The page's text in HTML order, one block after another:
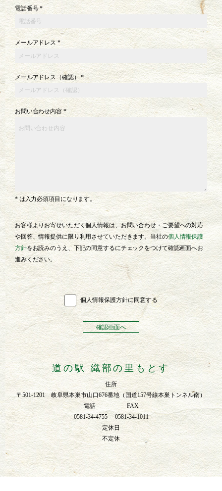
電話番号 *
メールアドレス *
メールアドレス（確認） *
お問い合わせ内容 *
* は⼊⼒必須項⽬になります。
お客様よりお寄せいただく個⼈情報は、お問い合わせ・ご要望への対応
や回答、情報提供に限り利⽤させていただきます。当社の個⼈情報保護
⽅針をお読みのうえ、下記の同意するにチェックをつけて確認画⾯へお
進みください。
個⼈情報保護⽅針に同意する
道の駅 織部の里もとす
住所
〒501-1201 岐阜県本巣市山口676番地（国道157号線本巣トンネル南）
電話 FAX
0581-34-4755 0581-34-1011
定休日
不定休